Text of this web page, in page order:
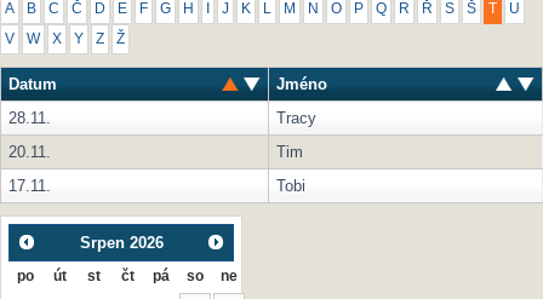
A B C Č D E F G H J K L M N O P Q R Ř S Š U
V W X Y Z Ž
Datum
Jméno
28.11.
Tracy
20.11.
Tim
17.11.
Tobi
Srpen 2026
po út st čt pá so ne